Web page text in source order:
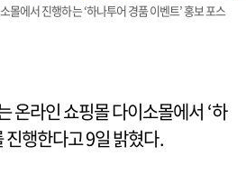
몰에서 진행하는 ‘하나투어 경품 이벤트’ 홍보 포스
온라인 쇼핑몰 다이소몰에서 ‘하
진행한다고 9일 밝혔다.